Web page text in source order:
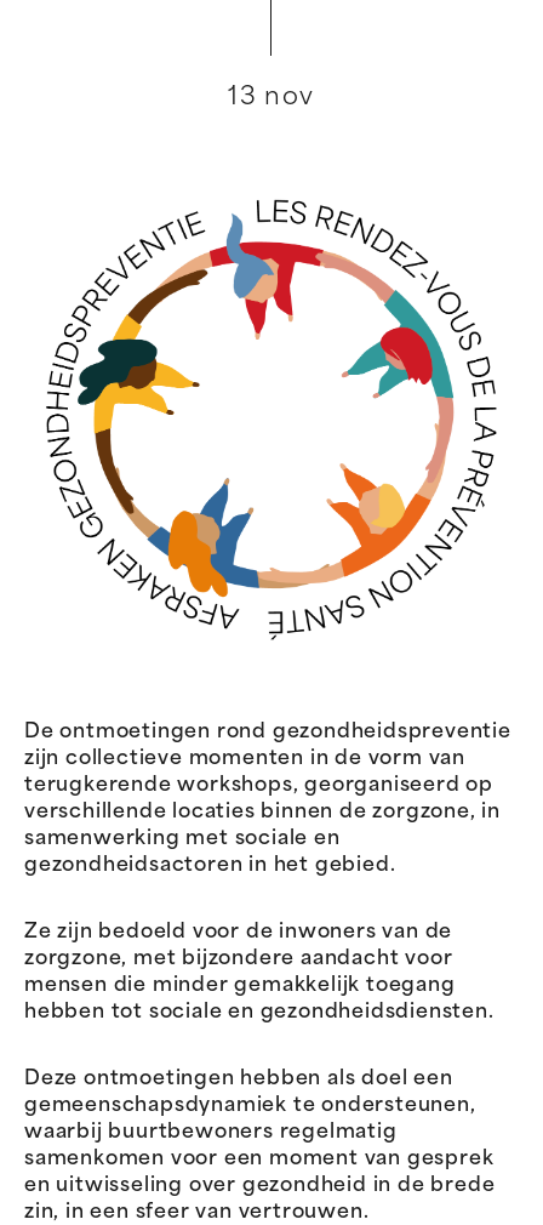
13 nov
De ontmoetingen rond gezondheidspreventie
zijn collectieve momenten in de vorm van
terugkerende workshops, georganiseerd op
verschillende locaties binnen de zorgzone, in
samenwerking met sociale en
gezondheidsactoren in het gebied.
Ze zijn bedoeld voor de inwoners van de
zorgzone, met bijzondere aandacht voor
mensen die minder gemakkelijk toegang
hebben tot sociale en gezondheidsdiensten.
Deze ontmoetingen hebben als doel een
gemeenschapsdynamiek te ondersteunen,
waarbij buurtbewoners regelmatig
samenkomen voor een moment van gesprek
en uitwisseling over gezondheid in de brede
zin, in een sfeer van vertrouwen.